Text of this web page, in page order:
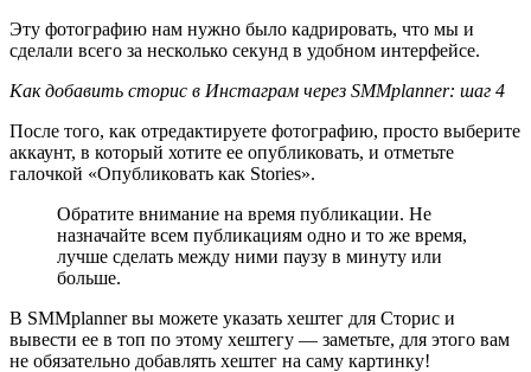
Эту фотографию нам нужно было кадрировать, что мы и
сделали всего за несколько секунд в удобном интерфейсе.
Как добавить сторис в Инстаграм через SMMplanner: шаг 4
После того, как отредактируете фотографию, просто выберите
аккаунт, в который хотите ее опубликовать, и отметьте
галочкой «Опубликовать как Stories».
Обратите внимание на время публикации. Не
назначайте всем публикациям одно и то же время,
лучше сделать между ними паузу в минуту или
больше.
В SMMplanner вы можете указать хештег для Сторис и
вывести ее в топ по этому хештегу — заметьте, для этого вам
не обязательно добавлять хештег на саму картинку!